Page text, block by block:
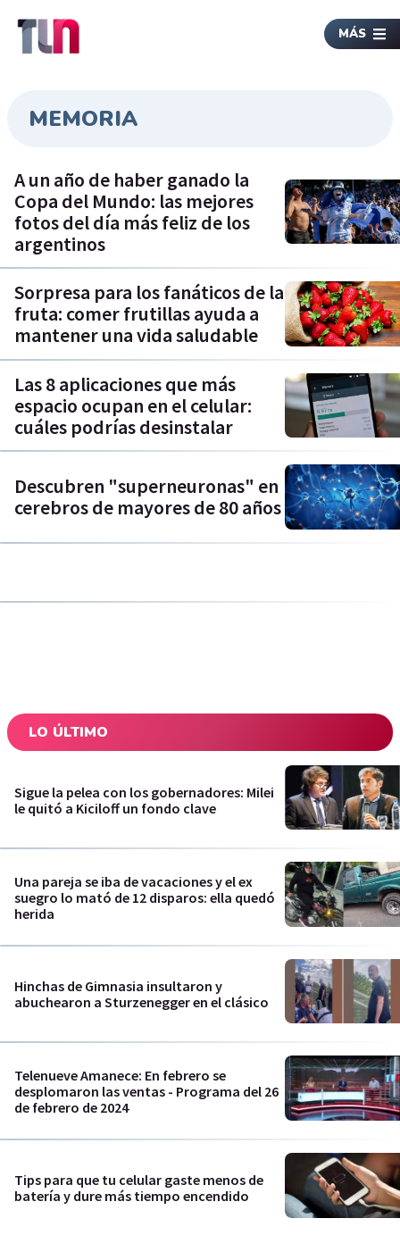
MÁS
MEMORIA
A un año de haber ganado la
Copa del Mundo: las mejores
fotos del día más feliz de los
argentinos
Sorpresa para los fanáticos de la
fruta: comer frutillas ayuda a
mantener una vida saludable
Las 8 aplicaciones que más
espacio ocupan en el celular:
cuáles podrías desinstalar
Descubren "superneuronas" en
cerebros de mayores de 80 años
LO ÚLTIMO
Sigue la pelea con los gobernadores: Milei
le quitó a Kiciloff un fondo clave
Una pareja se iba de vacaciones y el ex
suegro lo mató de 12 disparos: ella quedó
herida
Hinchas de Gimnasia insultaron y
abuchearon a Sturzenegger en el clásico
Telenueve Amanece: En febrero se
desplomaron las ventas - Programa del 26
de febrero de 2024
Tips para que tu celular gaste menos de
batería y dure más tiempo encendido